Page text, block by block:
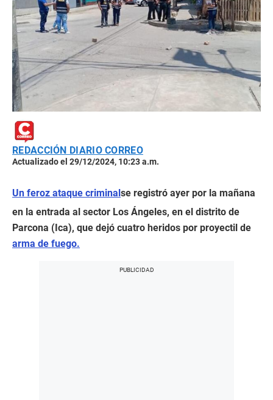
REDACCIÓN DIARIO CORREO
Actualizado el 29/12/2024, 10:23 a.m.
Un feroz ataque criminal se registró ayer por la mañana
en la entrada al sector Los Ángeles, en el distrito de
Parcona (Ica), que dejó cuatro heridos por proyectil de
arma de fuego.